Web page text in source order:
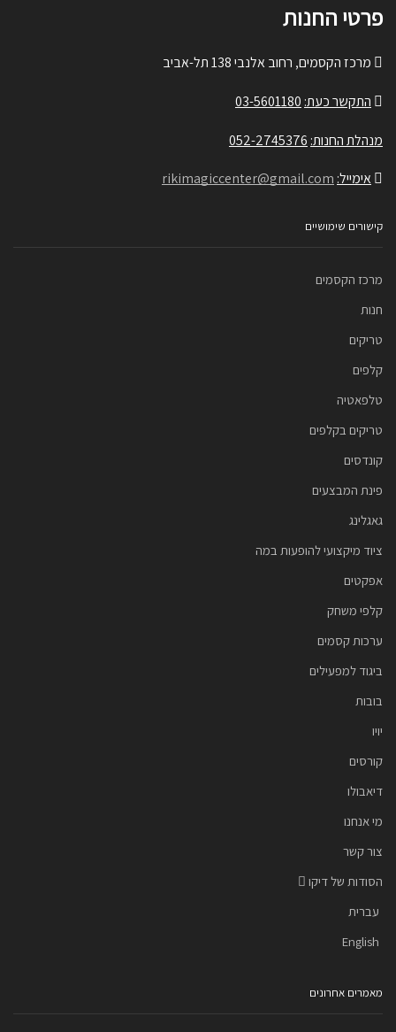
פרטי החנות
מרכז הקסמים, רחוב אלנבי 138 תל-אביב
התקשר כעת: 03-5601180
מנהלת החנות: 052-2745376
אימייל: rikimagiccenter@gmail.com
קישורים שימושיים
מרכז הקסמים
חנות
טריקים
קלפים
טלפאטיה
טריקים בקלפים
קונדסים
פינת המבצעים
גאגלינג
ציוד מיקצועי להופעות במה
אפקטים
קלפי משחק
ערכות קסמים
ביגוד למפעילים
בובות
יויו
קורסים
דיאבולו
מי אנחנו
צור קשר
הסודות של דיקו
עברית
English
מאמרים אחרונים